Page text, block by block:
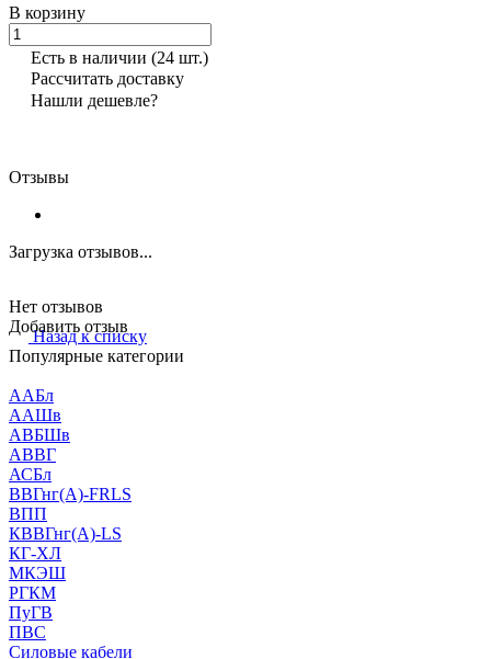
В корзину
Есть в наличии (24 шт.)
Рассчитать доставку
Нашли дешевле?
Отзывы
Загрузка отзывов...
Нет отзывов
Добавить отзыв
Назад к списку
Популярные категории
ААБл
ААШв
АВБШв
АВВГ
АСБл
ВВГнг(А)-FRLS
ВПП
КВВГнг(А)-LS
КГ-ХЛ
МКЭШ
РГКМ
ПуГВ
ПВС
Силовые кабели